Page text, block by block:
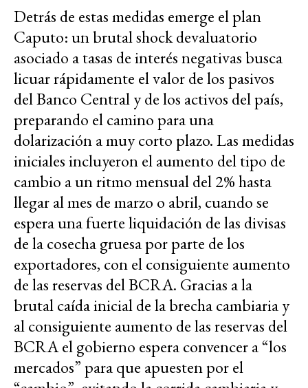
Detrás de estas medidas emerge el plan
Caputo: un brutal shock devaluatorio
asociado a tasas de interés negativas busca
licuar rápidamente el valor de los pasivos
del Banco Central y de los activos del país,
preparando el camino para una
dolarización a muy corto plazo. Las medidas
iniciales incluyeron el aumento del tipo de
cambio a un ritmo mensual del 2% hasta
llegar al mes de marzo o abril, cuando se
espera una fuerte liquidación de las divisas
de la cosecha gruesa por parte de los
exportadores, con el consiguiente aumento
de las reservas del BCRA. Gracias a la
brutal caída inicial de la brecha cambiaria y
al consiguiente aumento de las reservas del
BCRA el gobierno espera convencer a “los
mercados” para que apuesten por el